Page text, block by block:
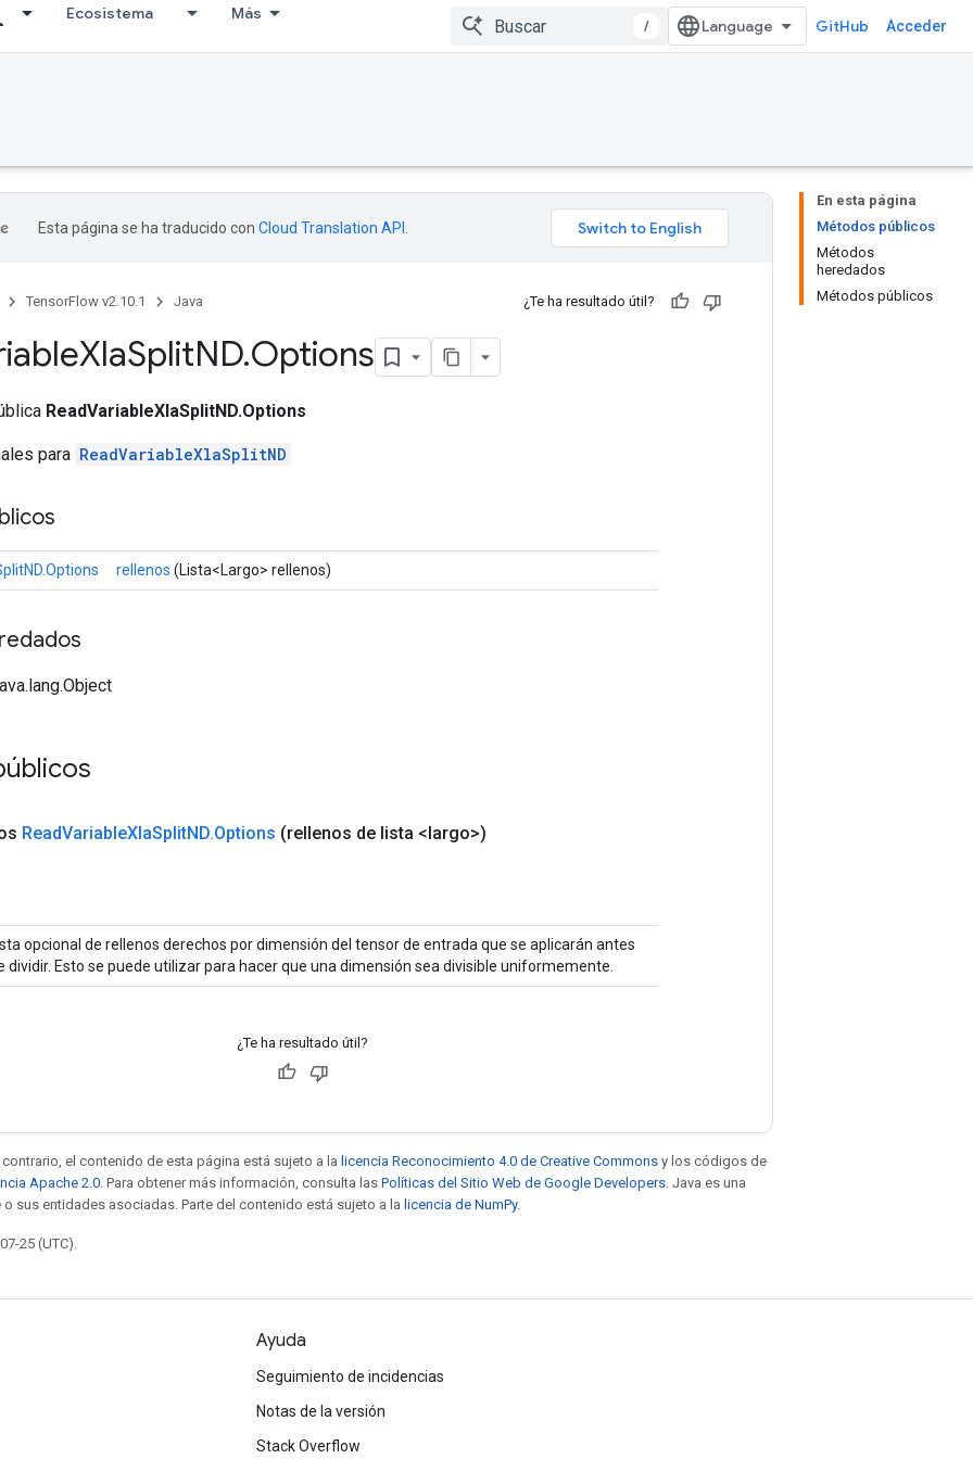
Ecosistema Más
/ GitHub Acceder
En esta página
Métodos públicos
Métodos
heredados
Métodos públicos
Esta página se ha traducido con Cloud Translation API
TensorFlow v2.10.1 Java ¿Te ha resultado útil?
XlaSplitND.Options
ReadVariableXlaSplitND.Options
para ReadVariableXlaSplitND
rellenos (Lista<Largo> rellenos)
ReadVariableXlaSplitND.Options (rellenos de lista <largo>)
opcional de rellenos derechos por dimensión del tensor de entrada que se aplicarán antes
dividir. Esto se puede utilizar para hacer que una dimensión sea divisible uniformemente.
¿Te ha resultado útil?
el contenido de esta página está sujeto a la licencia Reconocimiento 4.0 de Creative Commons y los códigos de
Apache 2.0 . Para obtener más información, consulta las Políticas del Sitio Web de Google Developers . Java es una
sus entidades asociadas. Parte del contenido está sujeto a la licencia de NumPy.
25 (UTC).
Ayuda
Seguimiento de incidencias
Notas de la versión
Stack Overflow